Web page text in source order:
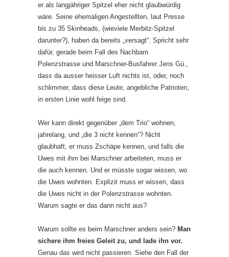
er als langjähriger Spitzel eher nicht glaubwürdig
wäre. Seine ehemaligen Angestellten, laut Presse
bis zu 35 Skinheads, (wieviele Merbitz-Spitzel
darunter?), haben da bereits „versagt“. Spricht sehr
dafür, gerade beim Fall des Nachbarn
Polenzstrasse und Marschner-Busfahrer Jens Gü.,
dass da ausser heisser Luft nichts ist, oder, noch
schlimmer, dass diese Leute, angebliche Patrioten,
in ersten Linie wohl feige sind.
Wer kann direkt gegenüber „dem Trio“ wohnen,
jahrelang, und „die 3 nicht kennen“? Nicht
glaubhaft, er muss Zschäpe kennen, und falls die
Uwes mit ihm bei Marschner arbeiteten, muss er
die auch kennen. Und er müsste sogar wissen, wo
die Uwes wohnten. Explizit muss er wissen, dass
die Uwes nicht in der Polenzstrasse wohnten.
Warum sagte er das dann nicht aus?
Warum sollte es beim Marschner anders sein? Man
sichere ihm freies Geleit zu, und lade ihn vor.
Genau das wird nicht passieren. Siehe den Fall der